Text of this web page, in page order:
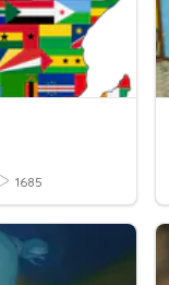
1685